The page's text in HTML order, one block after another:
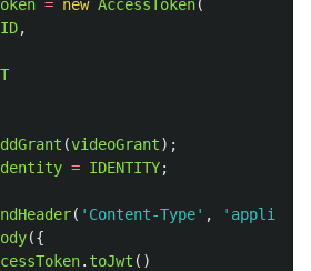
= new AccessToken(
,
(videoGrant);
= IDENTITY;
( ' Content-Type' , '
({
. toJwt ()